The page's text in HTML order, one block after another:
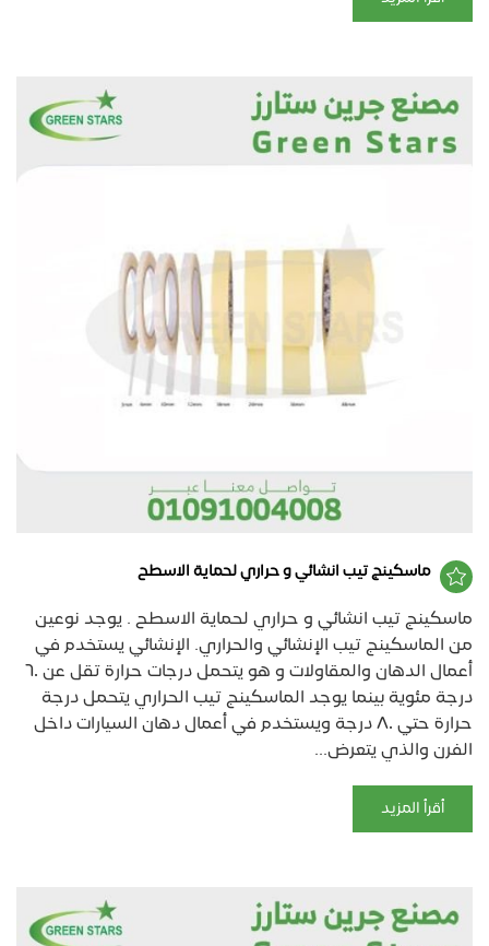
ماسكينج تيب انشائي و حراري لحماية الاسطح
ماسكينج تيب انشائي و حراري لحماية الاسطح . يوجد نوعين
من الماسكينج تيب الإنشائي والحراري. الإنشائي يستخدم في
أعمال الدهان والمقاولات و هو يتحمل درجات حرارة تقل عن ٦٠
درجة مئوية بينما يوجد الماسكينج تيب الحراري يتحمل درجة
حرارة حتي ٨٠ درجة ويستخدم في أعمال دهان السيارات داخل
الفرن والذي يتعرض...
أقرأ المزيد